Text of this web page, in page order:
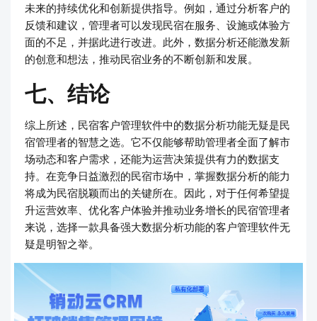
未来的持续优化和创新提供指导。例如，通过分析客户的
反馈和建议，管理者可以发现民宿在服务、设施或体验方
面的不足，并据此进行改进。此外，数据分析还能激发新
的创意和想法，推动民宿业务的不断创新和发展。
七、结论
综上所述，民宿客户管理软件中的数据分析功能无疑是民
宿管理者的智慧之选。它不仅能够帮助管理者全面了解市
场动态和客户需求，还能为运营决策提供有力的数据支
持。在竞争日益激烈的民宿市场中，掌握数据分析的能力
将成为民宿脱颖而出的关键所在。因此，对于任何希望提
升运营效率、优化客户体验并推动业务增长的民宿管理者
来说，选择一款具备强大数据分析功能的客户管理软件无
疑是明智之举。